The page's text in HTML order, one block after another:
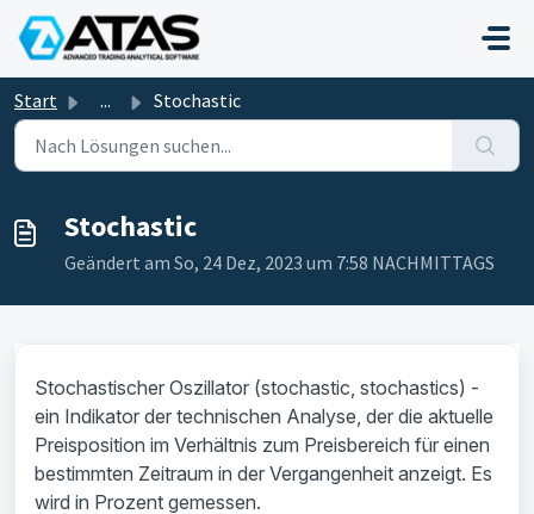
Zum hauptsächlichen Inhalt gehen
Start ... Stochastic
Stochastic
Geändert am So, 24 Dez, 2023 um 7:58 NACHMITTAGS
Stochastischer Oszillator (stochastic, stochastics) -
ein Indikator der technischen Analyse, der die aktuelle
Preisposition im Verhältnis zum Preisbereich für einen
bestimmten Zeitraum in der Vergangenheit anzeigt. Es
wird in Prozent gemessen.